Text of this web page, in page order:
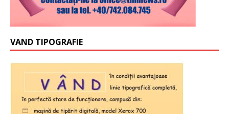
VAND TIPOGRAFIE